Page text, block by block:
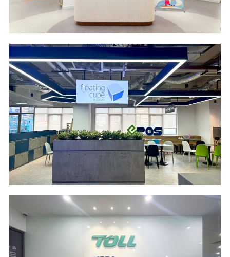
Scope of Work
Design and Build
Area
495 m2
Location
SFC Building - HCM
City
Industry
Information
Technology &
Services
Scope of Work
Design and Build